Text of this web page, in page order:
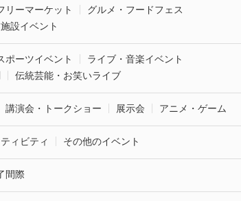
リーマーケット
グルメ・フードフェス
設イベント
ポーツイベント
ライブ・音楽イベント
伝統芸能・お笑いライブ
講演会・トークショー 展示会 アニメ・ゲーム
ィビティ その他のイベント
間際